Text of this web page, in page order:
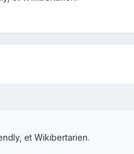
et Wikibertarien.